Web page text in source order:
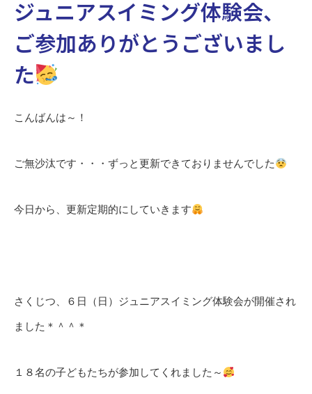
ジュニアスイミング体験会、
ご参加ありがとうございまし
た
こんばんは～！
ご無沙汰です・・・ずっと更新できておりませんでした
今日から、更新定期的にしていきます
さくじつ、６日（日）ジュニアスイミング体験会が開催され
ました＊＾＾＊
１８名の子どもたちが参加してくれました～